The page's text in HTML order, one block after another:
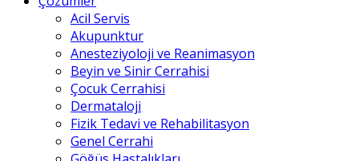
Acil Servis
Akupunktur
Anesteziyoloji ve Reanimasyon
Beyin ve Sinir Cerrahisi
Çocuk Cerrahisi
Dermataloji
Fizik Tedavi ve Rehabilitasyon
Genel Cerrahi